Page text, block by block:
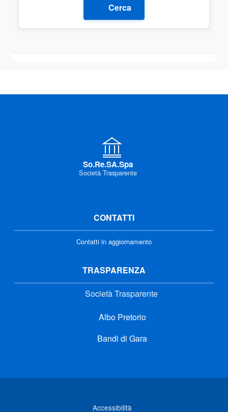
Cerca
So.Re.SA.Spa
Società Trasparente
CONTATTI
Contatti in aggiornamento
TRASPARENZA
Società Trasparente
Albo Pretorio
Bandi di Gara
Accessibilità